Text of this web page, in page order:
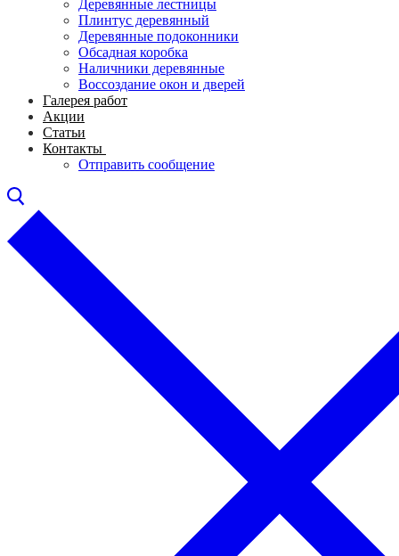
Деревянные лестницы
Плинтус деревянный
Деревянные подоконники
Обсадная коробка
Наличники деревянные
Воссоздание окон и дверей
Галерея работ
Акции
Статьи
Контакты
Отправить сообщение